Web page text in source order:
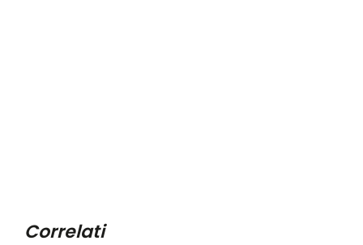
Correlati